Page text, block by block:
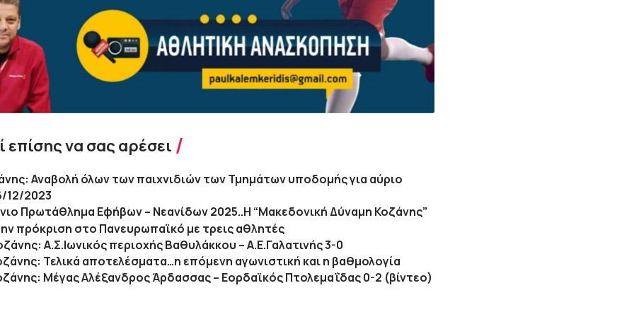
να σας αρέσει
Αναβολή όλων των παιχνιδιών των Τμημάτων υποδομής για αύριο
12/2023
Πρωτάθλημα Εφήβων – Νεανίδων 2025..Η “Μακεδονική Δύναμη Κοζάνης”
πρόκριση στο Πανευρωπαϊκό με τρεις αθλητές
Α.Σ.Ιωνικός περιοχής Βαθυλάκκου – Α.Ε.Γαλατινής 3-0
Τελικά αποτελέσματα…η επόμενη αγωνιστική και η βαθμολογία
Μέγας Αλέξανδρος Άρδασσας – Εορδαϊκός Πτολεμαΐδας 0-2 (βίντεο)